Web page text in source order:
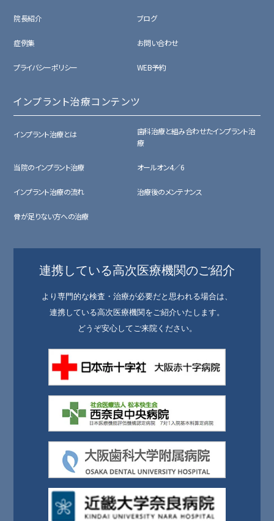
院長紹介 ブログ
症例集 お問い合わせ
プライバシーポリシー WEB予約
インプラント治療コンテンツ
インプラント治療とは
歯科治療と組み合わせたインプラント治
療
当院のインプラント治療 オールオン4／6
インプラント治療の流れ 治療後のメンテナンス
骨が足りない方への治療
連携している高次医療機関のご紹介
より専門的な検査・治療が必要だと思われる場合は、
連携している高次医療機関をご紹介いたします。
どうぞ安心してご来院ください。